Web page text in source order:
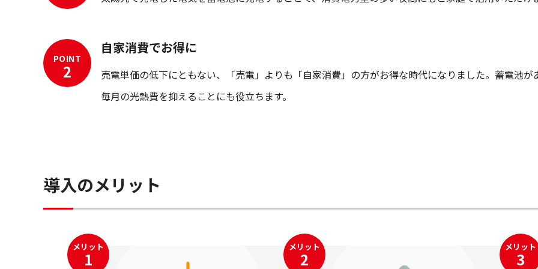
POINT
2
自家消費でお得に
売電単価の低下にともない、「売電」よりも「自家消費」の方がお得な時代になりました。蓄電池
毎月の光熱費を抑えることにも役立ちます。
導入のメリット
メリット
1
メリット
2
メリット
3